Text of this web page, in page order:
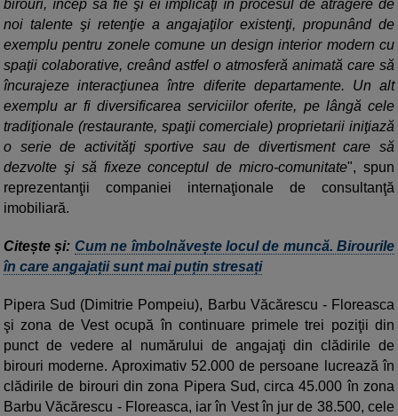
birouri, încep să fie şi ei implicaţi în procesul de atragere de
noi talente şi retenţie a angajaţilor existenţi, propunând de
exemplu pentru zonele comune un design interior modern cu
spaţii colaborative, creând astfel o atmosferă animată care să
încurajeze interacţiunea între diferite departamente. Un alt
exemplu ar fi diversificarea serviciilor oferite, pe lângă cele
tradiţionale (restaurante, spaţii comerciale) proprietarii iniţiază
o serie de activităţi sportive sau de divertisment care să
dezvolte şi să fixeze conceptul de micro-comunitate", spun
reprezentanţii companiei internaţionale de consultanţă
imobiliară.
Citește și: Cum ne îmbolnăvește locul de muncă. Birourile
în care angajații sunt mai puțin stresați
Pipera Sud (Dimitrie Pompeiu), Barbu Văcărescu - Floreasca
şi zona de Vest ocupă în continuare primele trei poziţii din
punct de vedere al numărului de angajaţi din clădirile de
birouri moderne. Aproximativ 52.000 de persoane lucrează în
clădirile de birouri din zona Pipera Sud, circa 45.000 în zona
Barbu Văcărescu - Floreasca, iar în Vest în jur de 38.500, cele